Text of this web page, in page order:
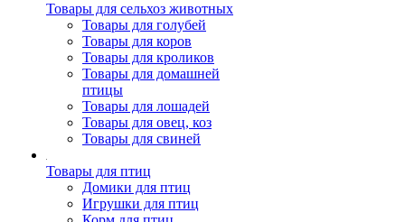
Товары для сельхоз животных
Товары для голубей
Товары для коров
Товары для кроликов
Товары для домашней
птицы
Товары для лошадей
Товары для овец, коз
Товары для свиней
Товары для птиц
Домики для птиц
Игрушки для птиц